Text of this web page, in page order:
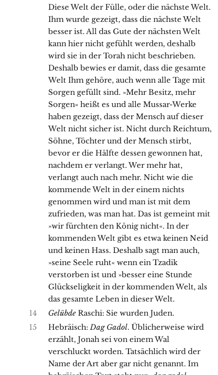
Diese Welt der Fülle, oder die nächste Welt.
Ihm wurde gezeigt, dass die nächste Welt
besser ist. All das Gute der nächsten Welt
kann hier nicht gefühlt werden, deshalb
wird sie in der Torah nicht beschrieben.
Deshalb bewies er damit, dass die gesamte
Welt Ihm gehöre, auch wenn alle Tage mit
Sorgen gefüllt sind. »Mehr Besitz, mehr
Sorgen« heißt es und alle Mussar-Werke
haben gezeigt, dass der Mensch auf dieser
Welt nicht sicher ist. Nicht durch Reichtum,
Söhne, Töchter und der Mensch stirbt,
bevor er die Hälfte dessen gewonnen hat,
nachdem er verlangt. Wer mehr hat,
verlangt auch nach mehr. Nicht wie die
kommende Welt in der einem nichts
genommen wird und man ist mit dem
zufrieden, was man hat. Das ist gemeint mit
»wir fürchten den König nicht«. In der
kommenden Welt gibt es etwa keinen Neid
und keinen Hass. Deshalb sagt man auch,
»seine Seele ruht« wenn ein Tzadik
verstorben ist und »besser eine Stunde
Glückseligkeit in der kommenden Welt, als
das gesamte Leben in dieser Welt.
14
GelübdeRaschi: Sie wurden Juden.
15
Hebräisch:Dag Gadol. Üblicherweise wird
erzählt, Jonah sei von einem Wal
verschluckt worden. Tatsächlich wird der
Name der Art aber gar nicht genannt. Im